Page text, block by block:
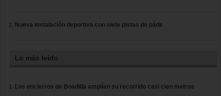
Nueva instalación deportiva con siete pistas de páde
Lo más leído
Los encierros de Boadilla amplían su recorrido casi cien metros